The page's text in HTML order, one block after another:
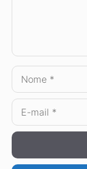
Nome
E-
mail